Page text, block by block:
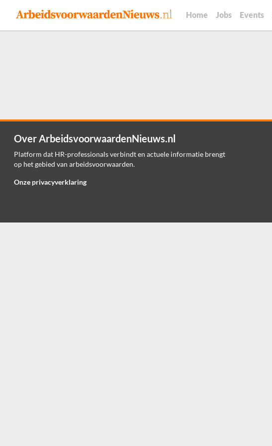
Home Jobs Events
Over ArbeidsvoorwaardenNieuws.nl
Platform dat HR-professionals verbindt en actuele informatie brengt
op het gebied van arbeidsvoorwaarden.
Onze privacyverklaring